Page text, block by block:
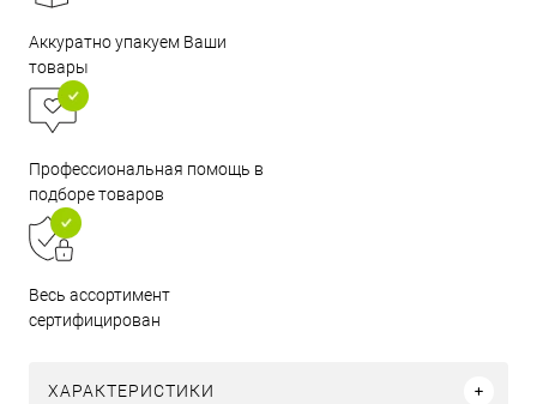
Аккуратно упакуем Ваши
товары
Профессиональная помощь в
подборе товаров
Весь ассортимент
сертифицирован
ХАРАКТЕРИСТИКИ